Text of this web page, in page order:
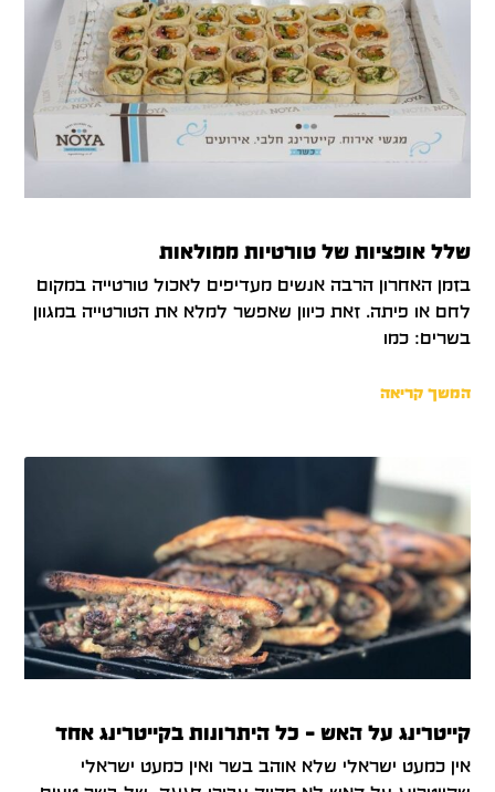
שלל אופציות של טורטיות ממולאות
בזמן האחרון הרבה אנשים מעדיפים לאכול טורטייה במקום
לחם או פיתה. זאת כיוון שאפשר למלא את הטורטייה במגוון
בשרים: כמו
המשך קריאה
קייטרינג על האש – כל היתרונות בקייטרינג אחד
אין כמעט ישראלי שלא אוהב בשר ואין כמעט ישראלי